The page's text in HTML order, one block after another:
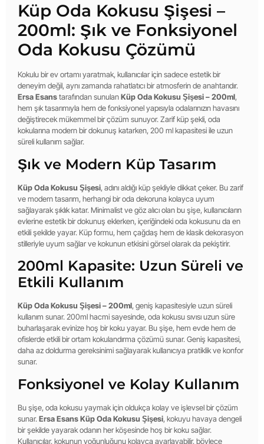
Küp Oda Kokusu Şişesi –
200ml: Şık ve Fonksiyonel
Oda Kokusu Çözümü
Kokulu bir ev ortamı yaratmak, kullanıcılar için sadece estetik bir
deneyim değil, aynı zamanda rahatlatıcı bir atmosferin de anahtarıdır.
Ersa Esanstarafından sunulanKüp Oda Kokusu Şişesi – 200ml,
hem şık tasarımıyla hem de fonksiyonel yapısıyla odalarınızın havasını
değiştirecek mükemmel bir çözüm sunuyor. Zarif küp şekli, oda
kokularına modern bir dokunuş katarken, 200 ml kapasitesi ile uzun
süreli kullanım sağlar.
Şık ve Modern Küp Tasarım
Küp Oda Kokusu Şişesi, adını aldığı küp şekliyle dikkat çeker. Bu zarif
ve modern tasarım, herhangi bir oda dekoruna kolayca uyum
sağlayarak şıklık katar. Minimalist ve göz alıcı olan bu şişe, kullanıcıların
evlerine estetik bir dokunuş eklerken, içeriğindeki oda kokusunu da en
etkili şekilde yayar. Küp formu, hem çağdaş hem de klasik dekorasyon
stilleriyle uyum sağlar ve kokunun etkisini görsel olarak da pekiştirir.
200ml Kapasite: Uzun Süreli ve
Etkili Kullanım
Küp Oda Kokusu Şişesi – 200ml, geniş kapasitesiyle uzun süreli
kullanım sunar. 200ml hacmi sayesinde, oda kokusu sıvısı uzun süre
buharlaşarak evinize hoş bir koku yayar. Bu şişe, hem evde hem de
ofislerde etkili bir ortam kokulandırma çözümü sunar. Geniş kapasitesi,
daha az doldurma gereksinimi sağlayarak kullanıcıya pratiklik ve konfor
sunar.
Fonksiyonel ve Kolay Kullanım
Bu şişe, oda kokusu yaymak için oldukça kolay ve işlevsel bir çözüm
sunar. Ersa Esans Küp Oda Kokusu Şişesi, kokuyu havaya dengeli
bir şekilde yayarak odanın her köşesinde hoş bir koku sağlar.
Kullanıcılar, kokunun yoğunluğunu kolayca ayarlayabilir, böylece